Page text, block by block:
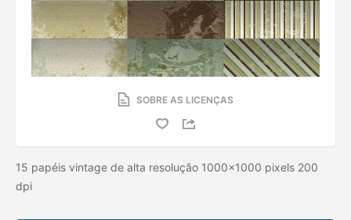
SOBRE AS LICENÇAS
15 papéis vintage de alta resolução 1000x1000 pixels 200
dpi